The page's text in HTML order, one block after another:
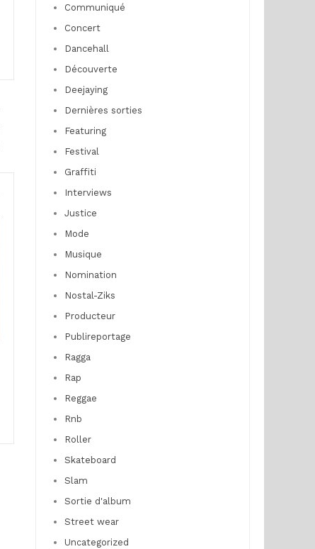
Communiqué
Concert
Dancehall
Découverte
Deejaying
Dernières sorties
Featuring
Festival
Graffiti
Interviews
Justice
Mode
Musique
Nomination
Nostal-Ziks
Producteur
Publireportage
Ragga
Rap
Reggae
Rnb
Roller
Skateboard
Slam
Sortie d'album
Street wear
Uncategorized